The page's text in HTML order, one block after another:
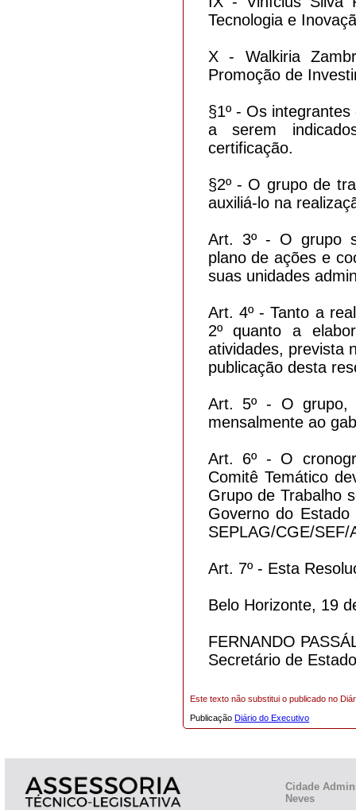
Tecnologia e
X - Walkiria
Promoção de
§1º - Os
a serem
certificação.
§2º - O grupo de
auxiliá-lo na
Art. 3º - O grupo
plano de ações e
suas unidades
Art. 4º - Tanto a
2º quanto a
atividades, prevista
publicação desta
Art. 5º - O grupo,
mensalmente ao
Art. 6º - O
Comitê Temático
Grupo de Trabalho
Governo do
SEPLAG/CGE/
Art. 7º - Esta
Belo Horizonte, 19
FERNANDO
Secretário de
Este texto não substitui o publicado no
Publicação Diário do Executivo
Cidade
Neves